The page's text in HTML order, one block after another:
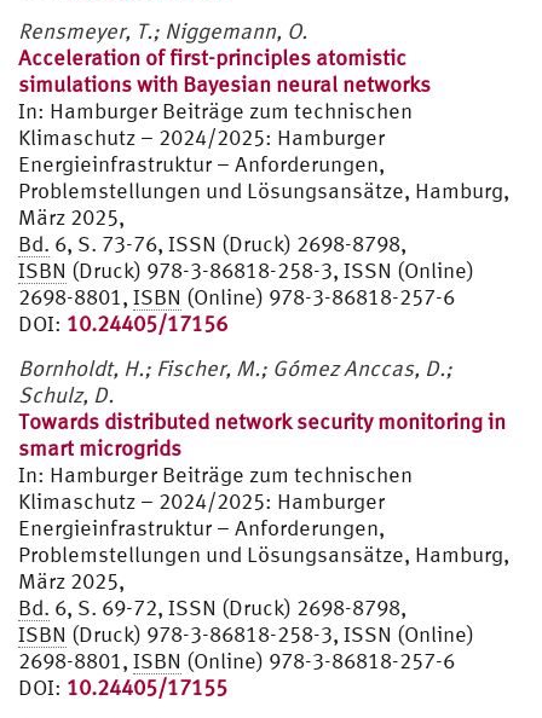
Rensmeyer, T.; Niggemann, O.
Acceleration of first-principles atomistic
simulations with Bayesian neural networks
In: Hamburger Beiträge zum technischen
Klimaschutz – 2024/2025: Hamburger
Energieinfrastruktur – Anforderungen,
Problemstellungen und Lösungsansätze, Hamburg,
März 2025,
Bd. 6, S. 73-76, ISSN (Druck) 2698-8798,
ISBN (Druck) 978-3-86818-258-3, ISSN (Online)
2698-8801, ISBN (Online) 978-3-86818-257-6
DOI: 10.24405/17156
Bornholdt, H.; Fischer, M.; Gómez Anccas, D.;
Schulz, D.
Towards distributed network security monitoring in
smart microgrids
In: Hamburger Beiträge zum technischen
Klimaschutz – 2024/2025: Hamburger
Energieinfrastruktur – Anforderungen,
Problemstellungen und Lösungsansätze, Hamburg,
März 2025,
Bd. 6, S. 69-72, ISSN (Druck) 2698-8798,
ISBN (Druck) 978-3-86818-258-3, ISSN (Online)
2698-8801, ISBN (Online) 978-3-86818-257-6
DOI: 10.24405/17155